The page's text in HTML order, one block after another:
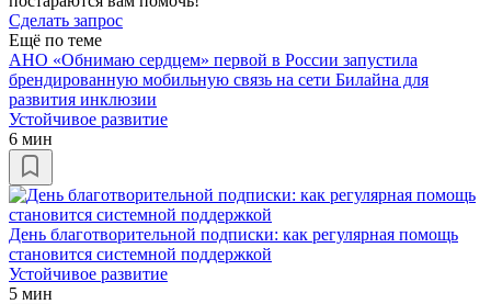
Сделать запрос
Ещё по теме
АНО «Обнимаю сердцем» первой в России запустила
брендированную мобильную связь на сети Билайна для
развития инклюзии
Устойчивое развитие
6 мин
День благотворительной подписки: как регулярная помощь
становится системной поддержкой
Устойчивое развитие
5 мин